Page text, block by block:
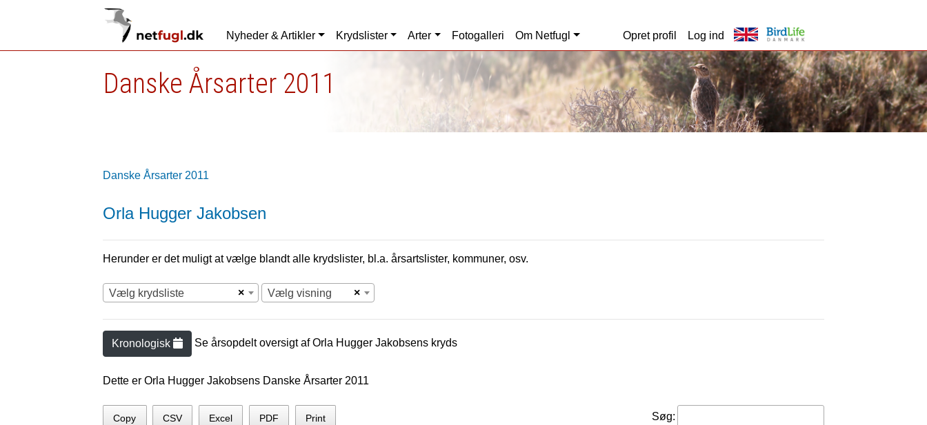
Nyheder & Artikler Krydslister Arter Fotogalleri Om Netfugl Opret profil Log ind
Danske Årsarter 2011
Danske Årsarter 2011
Orla Hugger Jakobsen
Herunder er det muligt at vælge blandt alle krydslister, bl.a. årsartslister, kommuner, osv.
×
Vælg krydsliste ×
Vælg visning
Kronologisk Se årsopdelt oversigt afOrla Hugger Jakobsens kryds
Dette er Orla Hugger Jakobsens Danske Årsarter 2011
Copy CSV Excel PDF Print Søg: